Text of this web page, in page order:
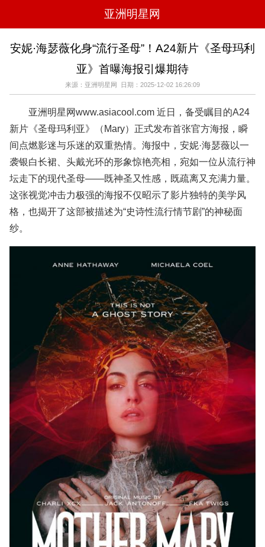
亚洲明星网
电影 电视
时尚
八卦 华人男明星
华人女明星
韩国男明星 日本男明星
欧美男明星 泰国女明星
安妮·海瑟薇化身“流行圣母”！A24新片《圣母玛利
亚》首曝海报引爆期待
来源：亚洲明星网 日期：2025-12-02 16:26:09
亚洲明星网www.asiacool.com 近日，备受瞩目的A24
新片《圣母玛利亚》（Mary）正式发布首张官方海报，瞬
间点燃影迷与乐迷的双重热情。海报中，安妮·海瑟薇以一
袭银白长裙、头戴光环的形象惊艳亮相，宛如一位从流行神
坛走下的现代圣母——既神圣又性感，既疏离又充满力量。
这张视觉冲击力极强的海报不仅昭示了影片独特的美学风
格，也揭开了这部被描述为“史诗性流行情节剧”的神秘面
纱。